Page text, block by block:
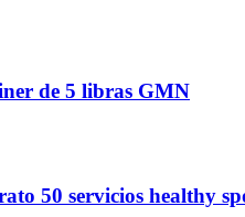
de 5 libras GMN
50 servicios healthy